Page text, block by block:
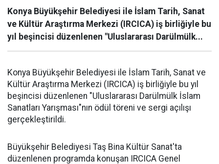
Konya Büyükşehir Belediyesi ile İslam Tarih, Sanat
ve Kültür Araştırma Merkezi (IRCICA) iş birliğiyle bu
yıl beşincisi düzenlenen "Uluslararası Darülmülk...
Konya Büyükşehir Belediyesi ile İslam Tarih, Sanat ve
Kültür Araştırma Merkezi (IRCICA) iş birliğiyle bu yıl
beşincisi düzenlenen "Uluslararası Darülmülk İslam
Sanatları Yarışması"nın ödül töreni ve sergi açılışı
gerçekleştirildi.
Büyükşehir Belediyesi Taş Bina Kültür Sanat'ta
düzenlenen programda konuşan IRCICA Genel